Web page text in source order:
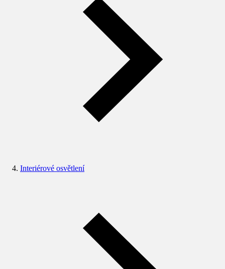
Interiérové osvětlení